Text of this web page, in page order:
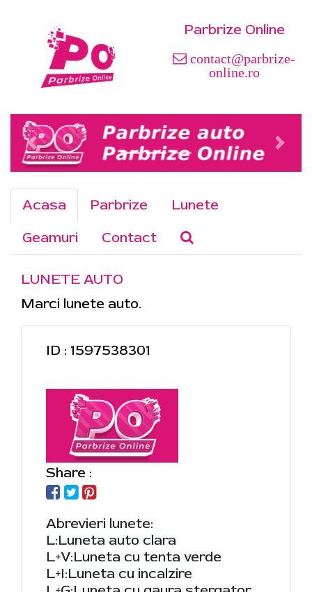
Parbrize Online
contact@parbrize-
online.ro
Acasa Parbrize
Lunete
Geamuri
Contact
LUNETE AUTO
Marci lunete auto.
ID : 1597538301
Share :
Abrevieri lunete:
L:Luneta auto clara
L+V:Luneta cu tenta verde
L+I:Luneta cu incalzire